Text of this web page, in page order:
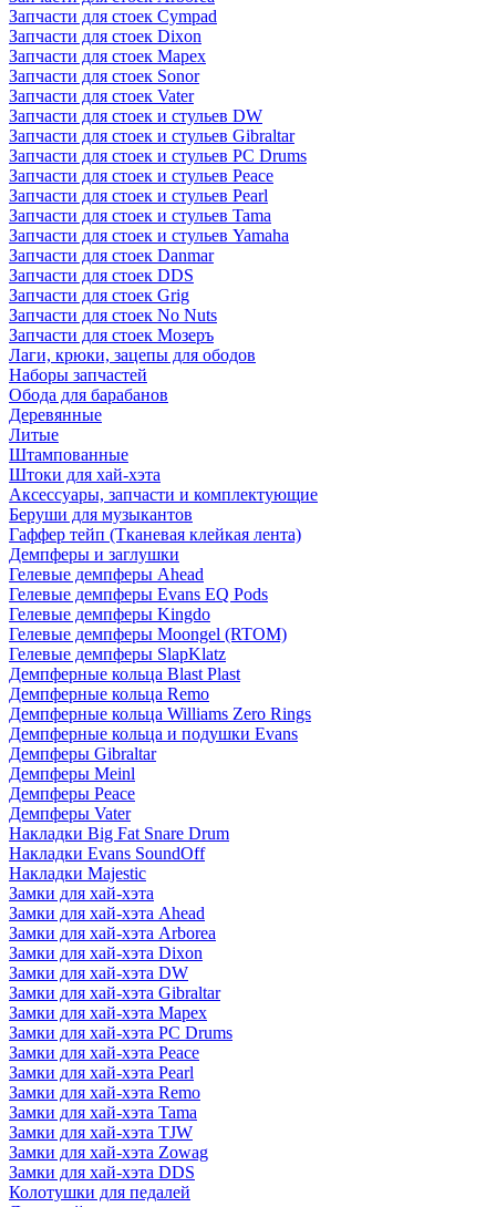
Запчасти для стоек Cympad
Запчасти для стоек Dixon
Запчасти для стоек Mapex
Запчасти для стоек Sonor
Запчасти для стоек Vater
Запчасти для стоек и стульев DW
Запчасти для стоек и стульев Gibraltar
Запчасти для стоек и стульев PC Drums
Запчасти для стоек и стульев Peace
Запчасти для стоек и стульев Pearl
Запчасти для стоек и стульев Tama
Запчасти для стоек и стульев Yamaha
Запчасти для стоек Danmar
Запчасти для стоек DDS
Запчасти для стоек Grig
Запчасти для стоек No Nuts
Запчасти для стоек Мозеръ
Лаги, крюки, зацепы для ободов
Наборы запчастей
Обода для барабанов
Деревянные
Литые
Штампованные
Штоки для хай-хэта
Аксессуары, запчасти и комплектующие
Беруши для музыкантов
Гаффер тейп (Тканевая клейкая лента)
Демпферы и заглушки
Гелевые демпферы Ahead
Гелевые демпферы Evans EQ Pods
Гелевые демпферы Kingdo
Гелевые демпферы Moongel (RTOM)
Гелевые демпферы SlapKlatz
Демпферные кольца Blast Plast
Демпферные кольца Remo
Демпферные кольца Williams Zero Rings
Демпферные кольца и подушки Evans
Демпферы Gibraltar
Демпферы Meinl
Демпферы Peace
Демпферы Vater
Накладки Big Fat Snare Drum
Накладки Evans SoundOff
Накладки Majestic
Замки для хай-хэта
Замки для хай-хэта Ahead
Замки для хай-хэта Arborea
Замки для хай-хэта Dixon
Замки для хай-хэта DW
Замки для хай-хэта Gibraltar
Замки для хай-хэта Mapex
Замки для хай-хэта PC Drums
Замки для хай-хэта Peace
Замки для хай-хэта Pearl
Замки для хай-хэта Remo
Замки для хай-хэта Tama
Замки для хай-хэта TJW
Замки для хай-хэта Zowag
Замки для хай-хэта DDS
Колотушки для педалей